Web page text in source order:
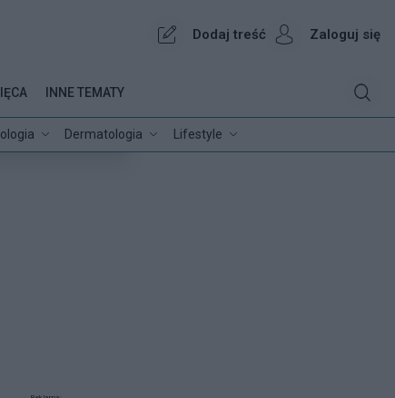
Dodaj treść Zaloguj się
Dermatologia Lifestyle
INNE TEMATY